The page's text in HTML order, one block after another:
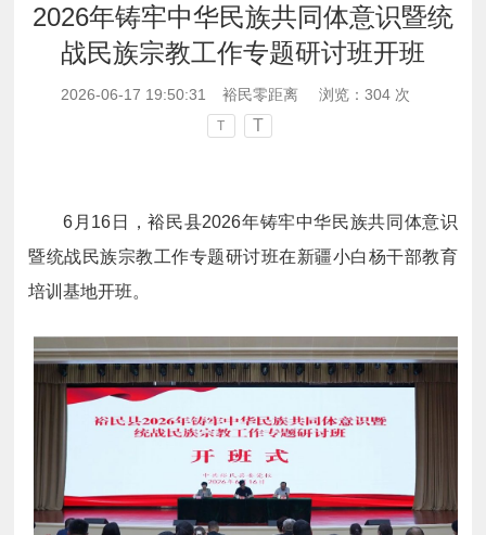
2026年铸牢中华民族共同体意识暨统
战民族宗教工作专题研讨班开班
2026-06-17 19:50:31 裕民零距离 浏览： 304次
T T
6月16日，裕民县2026年铸牢中华民族共同体意识
暨统战民族宗教工作专题研讨班在新疆小白杨干部教育
培训基地开班。